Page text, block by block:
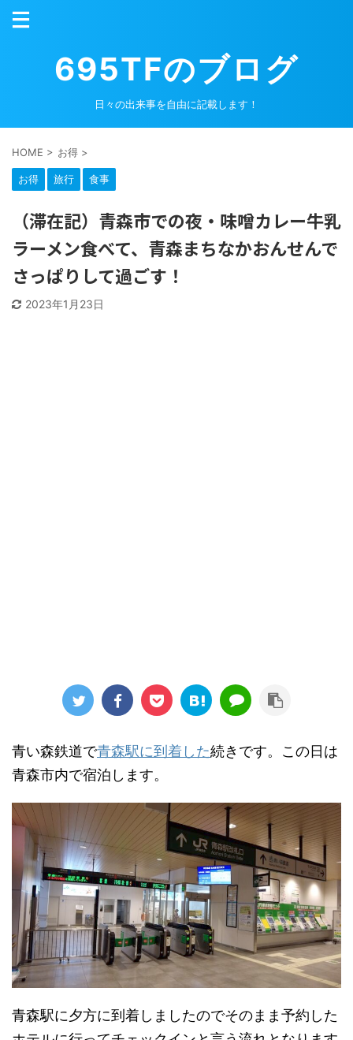
695TFのブログ
日々の出来事を自由に記載します！
HOME > お得 >
お得 旅行 食事
（滞在記）青森市での夜・味噌カレー牛乳
ラーメン食べて、青森まちなかおんせんで
さっぱりして過ごす！
2023年1月23日
青い森鉄道で青森駅に到着した続きです。この日は
青森市内で宿泊します。
青森駅に夕方に到着しましたのでそのまま予約した